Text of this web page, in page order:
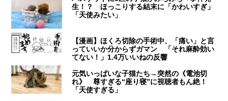
生！？ ほっこりする結末に「かわいすぎ」
「天使みたい」
【漫画】ほくろ切除の手術中、「痛い」と言
っていいか分からずガマン 「それ麻酔効い
てない！」1.4万いいねの反響
元気いっぱいな子猫たち→突然の《電池切
れ》 尊すぎる“座り寝”に視聴者もん絶！
「天使すぎる」